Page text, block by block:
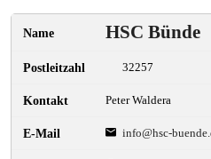
HSC Bünde
32257
Peter Waldera
info@hsc-